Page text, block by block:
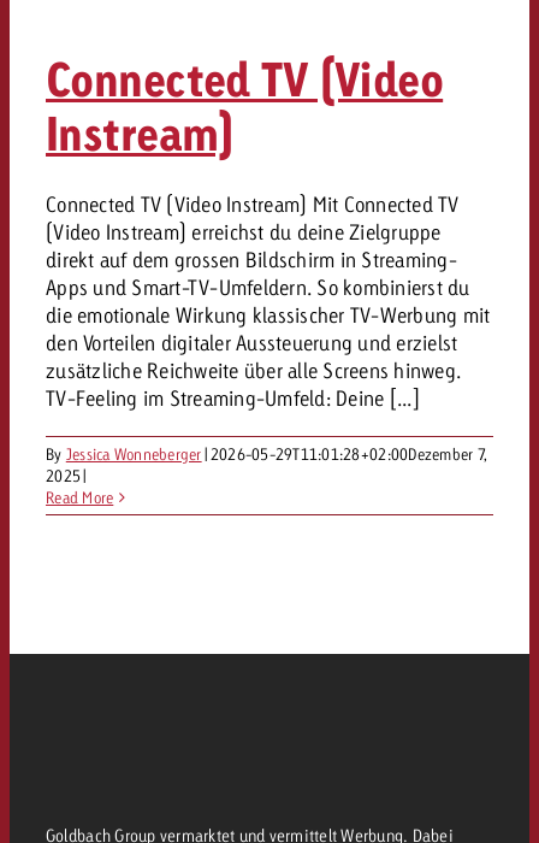
Connected TV (Video
Instream)
Connected TV (Video Instream) Mit Connected TV
(Video Instream) erreichst du deine Zielgruppe
direkt auf dem grossen Bildschirm in Streaming-
Apps und Smart-TV-Umfeldern. So kombinierst du
die emotionale Wirkung klassischer TV-Werbung mit
den Vorteilen digitaler Aussteuerung und erzielst
zusätzliche Reichweite über alle Screens hinweg.
TV-Feeling im Streaming-Umfeld: Deine [...]
By Jessica Wonneberger| 2026-05-29T11:01:28+02:00Dezember 7,
2025|
Read More
Goldbach Group vermarktet und vermittelt Werbung. Dabei